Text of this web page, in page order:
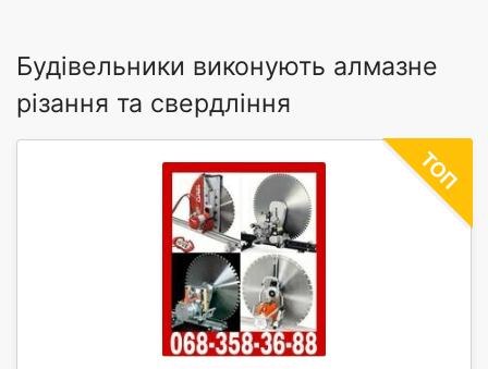
Будівельники виконують алмазне
різання та свердління